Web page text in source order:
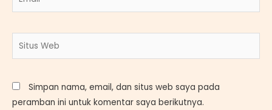
Situs
Simpan nama, email, dan situs web saya pada
peramban ini untuk komentar saya berikutnya.